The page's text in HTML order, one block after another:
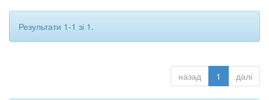
Результати 1-1 зі 1.
назад 1 далі